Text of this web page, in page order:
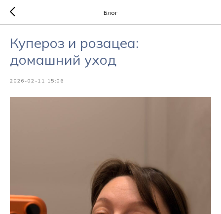
Блог
Купероз и розацеа:
домашний уход
2026-02-11 15:06